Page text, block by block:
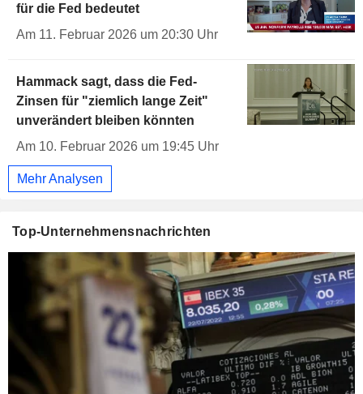
für die Fed bedeutet
Am 11. Februar 2026 um 20:30 Uhr
Hammack sagt, dass die Fed-
Zinsen für "ziemlich lange Zeit"
unverändert bleiben könnten
Am 10. Februar 2026 um 19:45 Uhr
Mehr Analysen
Top-Unternehmensnachrichten